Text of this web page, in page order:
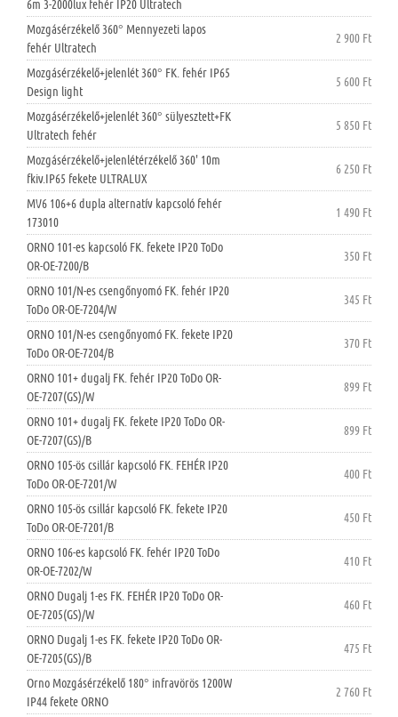
6m 3-2000lux fehér IP20 Ultratech
Mozgásérzékelő 360° Mennyezeti lapos
fehér Ultratech
2 900 Ft
Mozgásérzékelő+jelenlét 360° FK. fehér IP65
Design light
5 600 Ft
Mozgásérzékelő+jelenlét 360° sülyesztett+FK
Ultratech fehér
5 850 Ft
Mozgásérzékelő+jelenlétérzékelő 360' 10m
fkiv.IP65 fekete ULTRALUX
6 250 Ft
MV6 106+6 dupla alternatív kapcsoló fehér
173010
1 490 Ft
ORNO 101-es kapcsoló FK. fekete IP20 ToDo
OR-OE-7200/B
350 Ft
ORNO 101/N-es csengőnyomó FK. fehér IP20
ToDo OR-OE-7204/W
345 Ft
ORNO 101/N-es csengőnyomó FK. fekete IP20
ToDo OR-OE-7204/B
370 Ft
ORNO 101+ dugalj FK. fehér IP20 ToDo OR-
OE-7207(GS)/W
899 Ft
ORNO 101+ dugalj FK. fekete IP20 ToDo OR-
OE-7207(GS)/B
899 Ft
ORNO 105-ös csillár kapcsoló FK. FEHÉR IP20
ToDo OR-OE-7201/W
400 Ft
ORNO 105-ös csillár kapcsoló FK. fekete IP20
ToDo OR-OE-7201/B
450 Ft
ORNO 106-es kapcsoló FK. fehér IP20 ToDo
OR-OE-7202/W
410 Ft
ORNO Dugalj 1-es FK. FEHÉR IP20 ToDo OR-
OE-7205(GS)/W
460 Ft
ORNO Dugalj 1-es FK. fekete IP20 ToDo OR-
OE-7205(GS)/B
475 Ft
Orno Mozgásérzékelő 180° infravörös 1200W
IP44 fekete ORNO
2 760 Ft